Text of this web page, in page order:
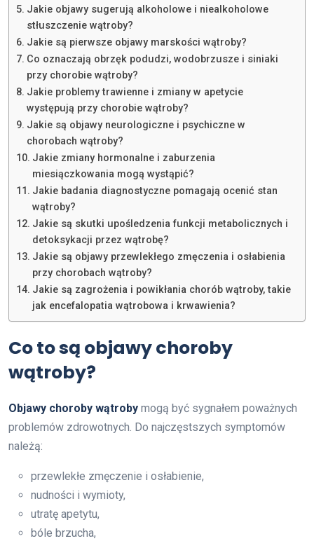
Jakie objawy sugerują alkoholowe i niealkoholowe
stłuszczenie wątroby?
Jakie są pierwsze objawy marskości wątroby?
Co oznaczają obrzęk podudzi, wodobrzusze i siniaki
przy chorobie wątroby?
Jakie problemy trawienne i zmiany w apetycie
występują przy chorobie wątroby?
Jakie są objawy neurologiczne i psychiczne w
chorobach wątroby?
Jakie zmiany hormonalne i zaburzenia
miesiączkowania mogą wystąpić?
Jakie badania diagnostyczne pomagają ocenić stan
wątroby?
Jakie są skutki upośledzenia funkcji metabolicznych i
detoksykacji przez wątrobę?
Jakie są objawy przewlekłego zmęczenia i osłabienia
przy chorobach wątroby?
Jakie są zagrożenia i powikłania chorób wątroby, takie
jak encefalopatia wątrobowa i krwawienia?
Co to są objawy choroby
wątroby?
Objawy choroby wątroby mogą być sygnałem poważnych
problemów zdrowotnych. Do najczęstszych symptomów
należą:
przewlekłe zmęczenie i osłabienie,
nudności i wymioty,
utratę apetytu,
bóle brzucha,